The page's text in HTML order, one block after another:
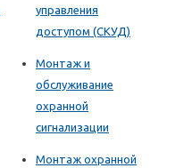
управления
доступом (СКУД)
Монтаж и
обслуживание
охранной
сигнализации
Монтаж охранной